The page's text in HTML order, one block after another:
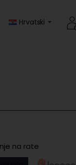
Hrvatski
na rate